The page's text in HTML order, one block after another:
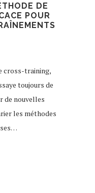
DE
POUR
cross-training,
toujours de
de nouvelles
les méthodes